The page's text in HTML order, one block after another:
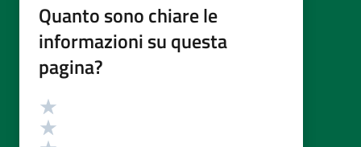
Quanto sono chiare le
informazioni su questa
pagina?
Valutazione